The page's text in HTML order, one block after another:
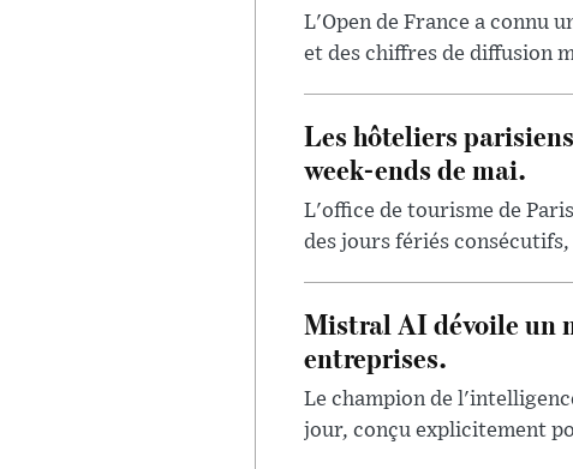
L'Open de France a connu
et des chiffres de diffusion
Les hôteliers
week-ends de mai.
L'office de tourisme de
des jours fériés
Mistral AI dévoile un
entreprises.
Le champion de
jour, conçu explicitement